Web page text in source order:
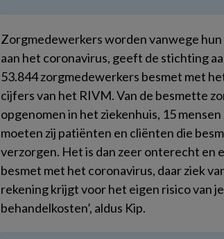
Zorgmedewerkers worden vanwege
aan het coronavirus, geeft de stichting
53.844 zorgmedewerkers besmet met
cijfers van het RIVM. Van de besmette
opgenomen in het ziekenhuis, 15
moeten zij patiënten en cliënten die
verzorgen. Het is dan zeer onterecht en
besmet met het coronavirus, daar ziek
rekening krijgt voor het eigen risico van
behandelkosten’, aldus Kip.